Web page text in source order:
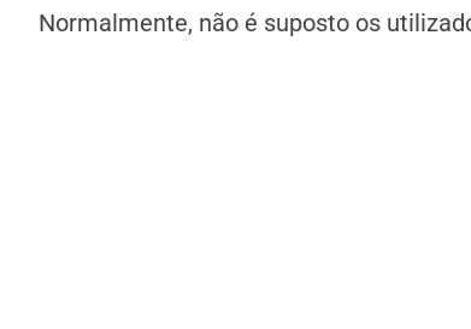
Normalmente, não é suposto os